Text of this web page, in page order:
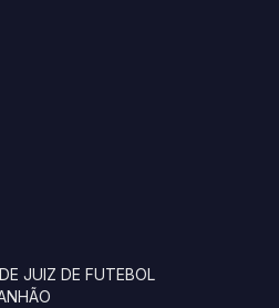
JUIZ DE FUTEBOL